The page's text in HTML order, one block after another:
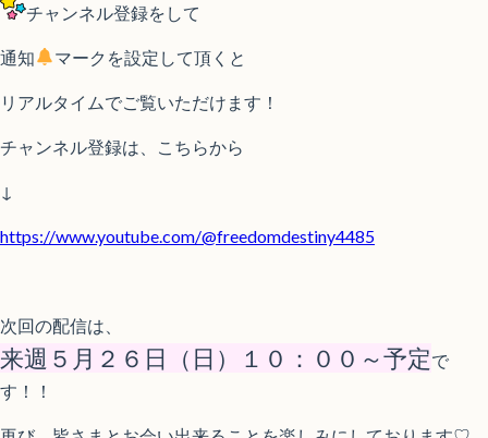
チャンネル登録をして
通知 マークを設定して頂くと
リアルタイムでご覧いただけます！
チャンネル登録は、こちらから
↓
https://www.youtube.com/@freedomdestiny4485
次回の配信は、
来週５ 月２６日（日）１０：００～予定で
す！！